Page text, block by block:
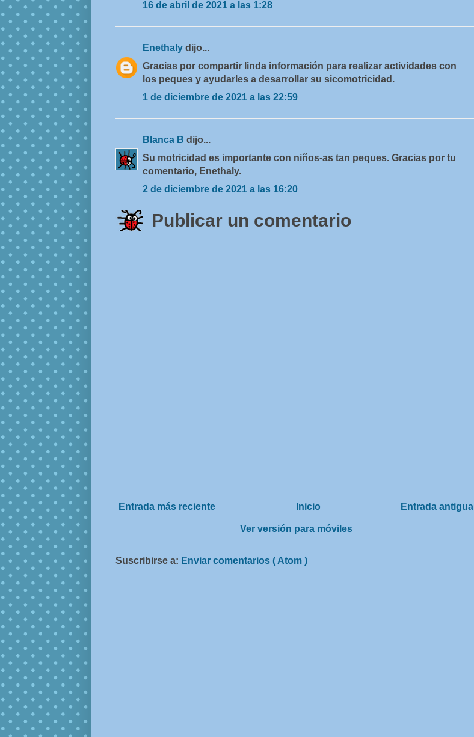
16 de abril de 2021 a las 1:28
Enethaly dijo...
Gracias por compartir linda información para realizar actividades con
los peques y ayudarles a desarrollar su sicomotricidad.
1 de diciembre de 2021 a las 22:59
Blanca B dijo...
Su motricidad es importante con niños-as tan peques. Gracias por tu
comentario, Enethaly.
2 de diciembre de 2021 a las 16:20
Publicar un comentario
Entrada más reciente Entrada antigua
Inicio
Ver versión para móviles
Suscribirse a: Enviar comentarios ( Atom )